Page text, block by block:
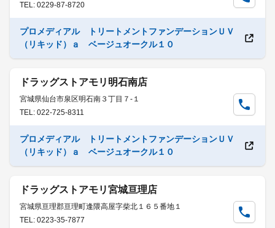
TEL: 0229-87-8720
プロメディアル トリートメントファンデーションＵＶ
（リキッド）ａ ベージュオークル１０
ドラッグストアモリ明石南店
宮城県仙台市泉区明石南３丁目７-１
TEL: 022-725-8311
プロメディアル トリートメントファンデーションＵＶ
（リキッド）ａ ベージュオークル１０
ドラッグストアモリ宮城亘理店
宮城県亘理郡亘理町逢隈高屋字柴北１６５番地１
TEL: 0223-35-7877